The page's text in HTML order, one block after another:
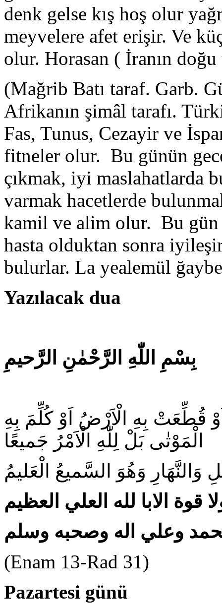
denk gelse kış hoş olur
meyvelere afet erişir. Ve
olur. Horasan ( İranın
(Mağrib Batı taraf. Garb.
Afrikanın şimâl tarafı.
Fas, Tunus, Cezayir ve
fitneler olur. Bu günün
çıkmak, iyi maslahatlarda
varmak hacetlerde
kamil ve alim olur. Bu gün
hasta olduktan sonra
bulurlar. La yealemül
Yazılacak dua
بِسْمِ اللّٰهِ الرَّحْمٰنِ الرَّحيمِ
قُطِّعَتْ بِهِ الْاَرْضُ اَوْ كُلِّمَ بِهِ
الْمَوْتٰى بَلْ لِلّٰهِ الْاَمْرُ جَميعًا
وَهُوَ السَّميعُ الْعَليمُ
قوة الابا لله العلي العظيم
وعلي اله وصحبه وسلم
(Enam 13-Rad 31)
Pazartesi günü